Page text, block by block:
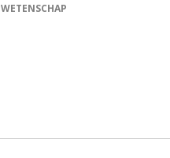
WETENSCHAP